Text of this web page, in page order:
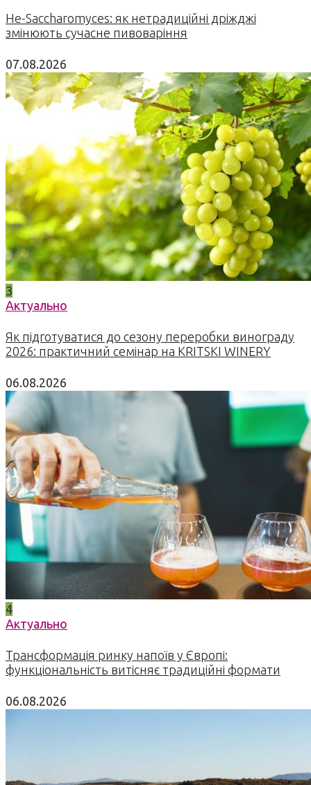
Не-Saccharomyces: як нетрадиційні дріжджі
змінюють сучасне пивоваріння
07.08.2026
3
Актуально
Як підготуватися до сезону переробки винограду
2026: практичний семінар на KRITSKI WINERY
06.08.2026
4
Актуально
Трансформація ринку напоїв у Європі:
функціональність витісняє традиційні формати
06.08.2026